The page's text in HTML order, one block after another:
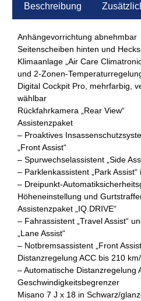
Beschreibung
Anhängevorrichtung abnehmbar
Seitenscheiben hinten und
Klimaanlage „Air Care
und 2-Zonen-
Digital Cockpit Pro, mehrfarbig,
wählbar
Rückfahrkamera „Rear View“
Assistenzpaket
– Proaktives
„Front Assist“
– Spurwechselassistent „Side
– Parklenkassistent „Park
– Dreipunkt-
Höheneinstellung und
Assistenzpaket „IQ.DRIVE“
– Fahrassistent „Travel Assist“
„Lane Assist“
– Notbremsassistent „Front
Distanzregelung ACC bis 210
– Automatische Distanzregelung
Geschwindigkeitsbegrenzer
Misano 7 J x 18 in Schwarz/